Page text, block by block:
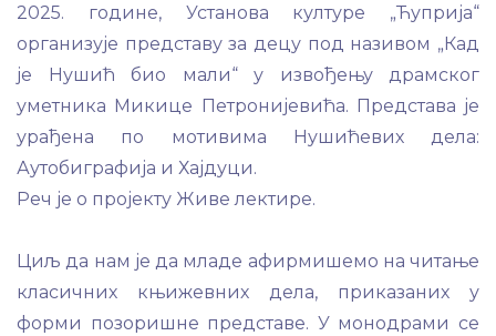
2025. године, Установа културе „Ћуприја“
организује представу за децу под називом „Кад
је Нушић био мали“ у извођењу драмског
уметника Микице Петронијевића. Представа је
урађена по мотивима Нушићевих дела:
Аутобиграфија и Хајдуци.
Реч је о пројекту Живе лектире.
Циљ да нам је да младе афирмишемо на читање
класичних књижевних дела, приказаних у
форми позоришне представе. У монодрами се